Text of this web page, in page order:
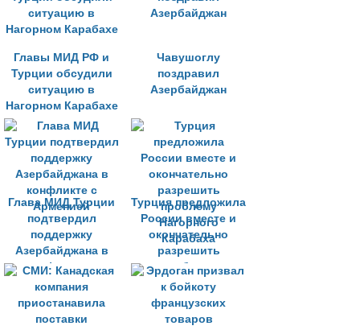
Главы МИД РФ и
Турции обсудили
ситуацию в
Нагорном Карабахе
Чавушоглу
поздравил
Азербайджан
Глава МИД Турции
подтвердил
поддержку
Азербайджана в
конфликте с
Арменией
Турция предложила
России вместе и
окончательно
разрешить
проблему
Нагорного
Карабаха